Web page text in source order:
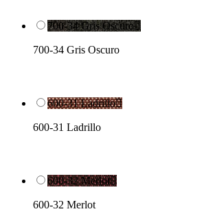
700-34 Gris Oscuro
700-34 Gris Oscuro
600-31 Ladrillo
600-31 Ladrillo
600-32 Merlot
600-32 Merlot